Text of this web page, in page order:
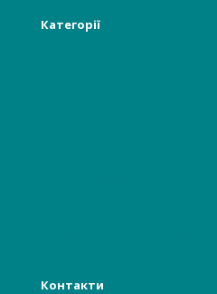
Категорії
Контакти